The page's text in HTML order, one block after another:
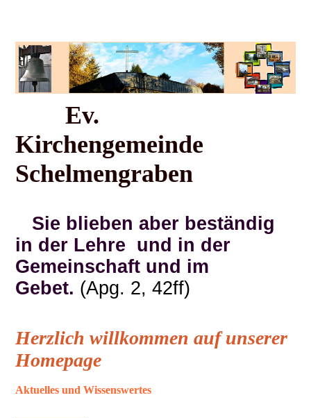
Ev.
Kirchengemeinde
Schelmengraben
Sie blieben aber beständig
in der Lehre und in der
Gemeinschaft und im
Gebet. (Apg. 2, 42ff)
Herzlich willkommen auf unserer
Homepage
Aktuelles und Wissenswertes